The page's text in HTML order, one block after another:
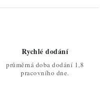
Rychlé dodání
průměrná doba dodání 1,8
pracovního dne.